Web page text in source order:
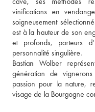
vinifications en
soigneusement
est à la hauteur de son
et profonds, porteurs
personnalité singulière.
Bastian Wolber
génération de
passion pour la nature,
visage de la Bourgogne